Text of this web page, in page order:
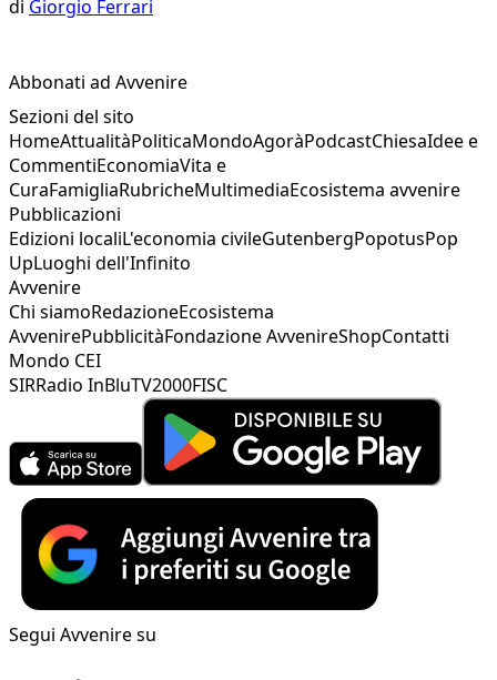
di Giorgio Ferrari
Abbonati ad Avvenire
Sezioni del sito
HomeAttualitàPoliticaMondoAgoràPodcastChiesaIdee e
CommentiEconomiaVita e
CuraFamigliaRubricheMultimediaEcosistema avvenire
Pubblicazioni
Edizioni localiL'economia civileGutenbergPopotusPop
UpLuoghi dell'Infinito
Avvenire
Chi siamoRedazioneEcosistema
AvvenirePubblicitàFondazione AvvenireShopContatti
Mondo CEI
SIRRadio InBluTV2000FISC
Segui Avvenire su